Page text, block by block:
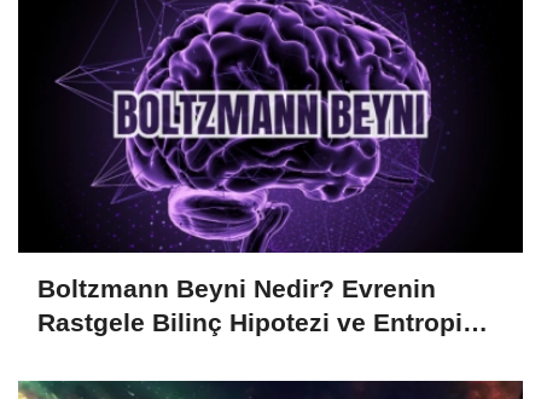
Boltzmann Beyni Nedir? Evrenin
Rastgele Bilinç Hipotezi ve Entropi